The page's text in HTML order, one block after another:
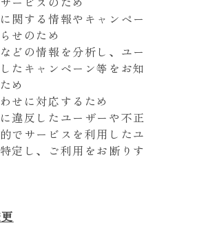
関する情報やキャンペー
せのため
どの情報を分析し、ユー
たキャンペーン等をお知
め
せに対応するため
違反したユーザーや不正
でサービスを利用したユ
定し、ご利用をお断りす